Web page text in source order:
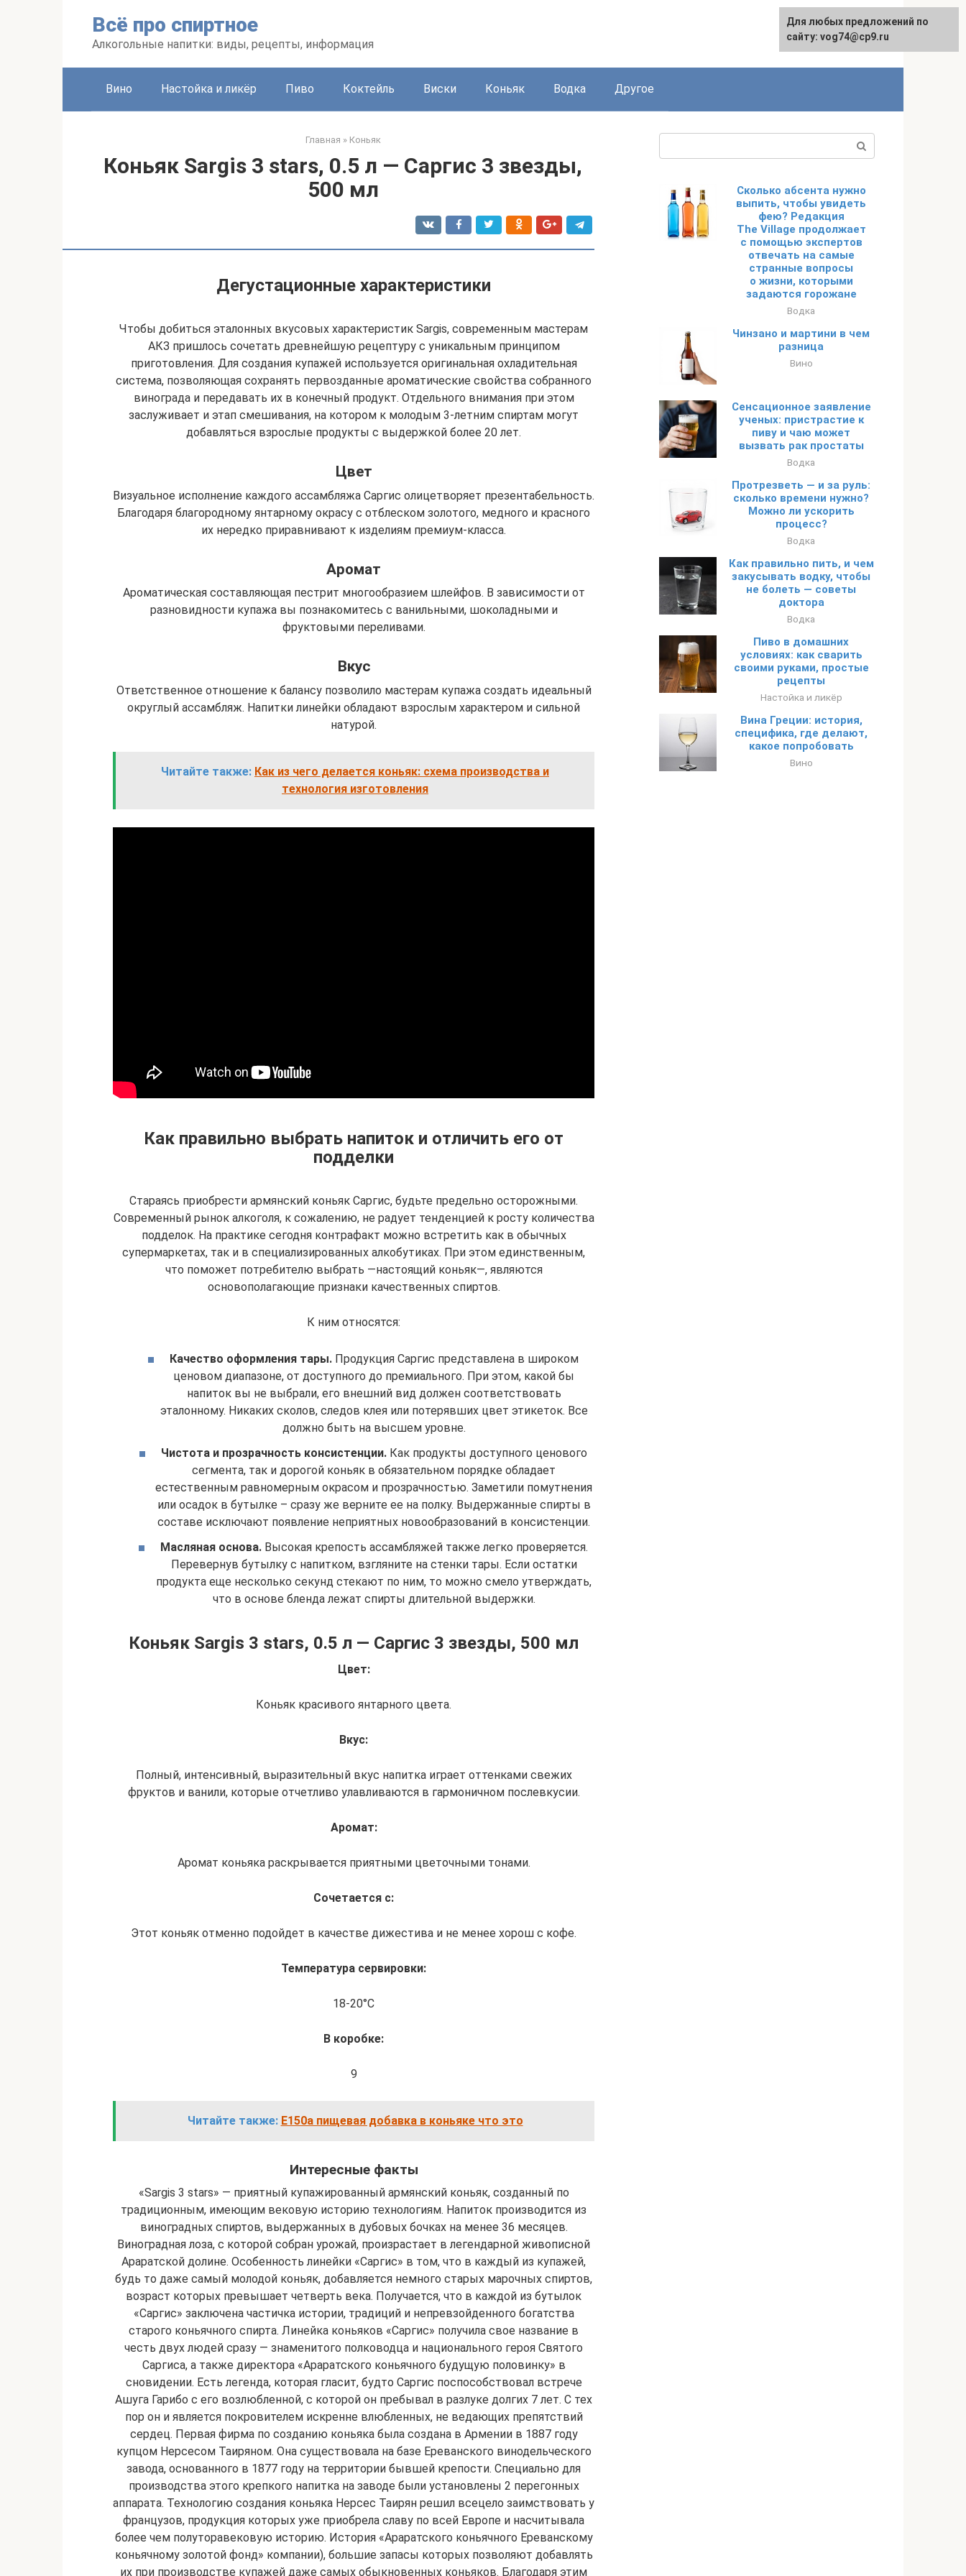
Всё про спиртное
Алкогольные напитки: виды, рецепты, информация
Вино Настойка и ликёр Пиво Коктейль Виски Коньяк Водка Другое
Главная » Коньяк
Коньяк Sargis 3 stars, 0.5 л — Саргис 3 звезды,
500 мл
Дегустационные характеристики
Чтобы добиться эталонных вкусовых характеристик Sargis, современным мастерам
АКЗ пришлось сочетать древнейшую рецептуру с уникальным принципом
приготовления. Для создания купажей используется оригинальная охладительная
система, позволяющая сохранять первозданные ароматические свойства собранного
винограда и передавать их в конечный продукт. Отдельного внимания при этом
заслуживает и этап смешивания, на котором к молодым 3-летним спиртам могут
добавляться взрослые продукты с выдержкой более 20 лет.
Цвет
Визуальное исполнение каждого ассамбляжа Саргис олицетворяет презентабельность.
Благодаря благородному янтарному окрасу с отблеском золотого, медного и красного
их нередко приравнивают к изделиям премиум-класса.
Аромат
Ароматическая составляющая пестрит многообразием шлейфов. В зависимости от
разновидности купажа вы познакомитесь с ванильными, шоколадными и
фруктовыми переливами.
Вкус
Ответственное отношение к балансу позволило мастерам купажа создать идеальный
округлый ассамбляж. Напитки линейки обладают взрослым характером и сильной
натурой.
Читайте также: Как из чего делается коньяк: схема производства и
технология изготовления
Как правильно выбрать напиток и отличить его от
подделки
Стараясь приобрести армянский коньяк Саргис, будьте предельно осторожными.
Современный рынок алкоголя, к сожалению, не радует тенденцией к росту количества
подделок. На практике сегодня контрафакт можно встретить как в обычных
супермаркетах, так и в специализированных алкобутиках. При этом единственным,
что поможет потребителю выбрать —настоящий коньяк—, являются
основополагающие признаки качественных спиртов.
К ним относятся:
Качество оформления тары.Продукция Саргис представлена в широком
ценовом диапазоне, от доступного до премиального. При этом, какой бы
напиток вы не выбрали, его внешний вид должен соответствовать
эталонному. Никаких сколов, следов клея или потерявших цвет этикеток. Все
должно быть на высшем уровне.
Чистота и прозрачность консистенции.Как продукты доступного ценового
сегмента, так и дорогой коньяк в обязательном порядке обладает
естественным равномерным окрасом и прозрачностью. Заметили помутнения
или осадок в бутылке – сразу же верните ее на полку. Выдержанные спирты в
составе исключают появление неприятных новообразований в консистенции.
Масляная основа.Высокая крепость ассамбляжей также легко проверяется.
Перевернув бутылку с напитком, взгляните на стенки тары. Если остатки
продукта еще несколько секунд стекают по ним, то можно смело утверждать,
что в основе бленда лежат спирты длительной выдержки.
Коньяк Sargis 3 stars, 0.5 л — Саргис 3 звезды, 500 мл
Цвет:
Коньяк красивого янтарного цвета.
Вкус:
Полный, интенсивный, выразительный вкус напитка играет оттенками свежих
фруктов и ванили, которые отчетливо улавливаются в гармоничном послевкусии.
Аромат:
Аромат коньяка раскрывается приятными цветочными тонами.
Сочетается с:
Этот коньяк отменно подойдет в качестве дижестива и не менее хорош с кофе.
Температура сервировки:
18-20°C
В коробке:
9
Читайте также: Е150а пищевая добавка в коньяке что это
Интересные факты
«Sargis 3 stars» — приятный купажированный армянский коньяк, созданный по
традиционным, имеющим вековую историю технологиям. Напиток производится из
виноградных спиртов, выдержанных в дубовых бочках на менее 36 месяцев.
Виноградная лоза, с которой собран урожай, произрастает в легендарной живописной
Араратской долине. Особенность линейки «Саргис» в том, что в каждый из купажей,
будь то даже самый молодой коньяк, добавляется немного старых марочных спиртов,
возраст которых превышает четверть века. Получается, что в каждой из бутылок
«Саргис» заключена частичка истории, традиций и непревзойденного богатства
старого коньячного спирта. Линейка коньяков «Саргис» получила свое название в
честь двух людей сразу — знаменитого полководца и национального героя Святого
Саргиса, а также директора «Араратского коньячного будущую половинку» в
сновидении. Есть легенда, которая гласит, будто Саргис поспособствовал встрече
Ашуга Гарибо с его возлюбленной, с которой он пребывал в разлуке долгих 7 лет. С тех
пор он и является покровителем искренне влюбленных, не ведающих препятствий
сердец. Первая фирма по созданию коньяка была создана в Армении в 1887 году
купцом Нерсесом Таиряном. Она существовала на базе Ереванского винодельческого
завода, основанного в 1877 году на территории бывшей крепости. Специально для
производства этого крепкого напитка на заводе были установлены 2 перегонных
аппарата. Технологию создания коньяка Нерсес Таирян решил всецело заимствовать у
французов, продукция которых уже приобрела славу по всей Европе и насчитывала
более чем полуторавековую историю. История «Араратского коньячного Ереванскому
коньячному золотой фонд» компании), большие запасы которых позволяют добавлять
их при производстве купажей даже самых обыкновенных коньяков. Благодаря этим
Сколько абсента нужно
выпить, чтобы увидеть
фею? Редакция
The Village продолжает
с помощью экспертов
отвечать на самые
странные вопросы
о жизни, которыми
задаются горожане
Водка
Чинзано и мартини в чем
разница
Вино
Сенсационное заявление
ученых: пристрастие к
пиву и чаю может
вызвать рак простаты
Водка
Протрезветь — и за руль:
сколько времени нужно?
Можно ли ускорить
процесс?
Водка
Как правильно пить, и чем
закусывать водку, чтобы
не болеть — советы
доктора
Водка
Пиво в домашних
условиях: как сварить
своими руками, простые
рецепты
Настойка и ликёр
Вина Греции: история,
специфика, где делают,
какое попробовать
Вино
Для любых предложений по
сайту: vog74@cp9.ru